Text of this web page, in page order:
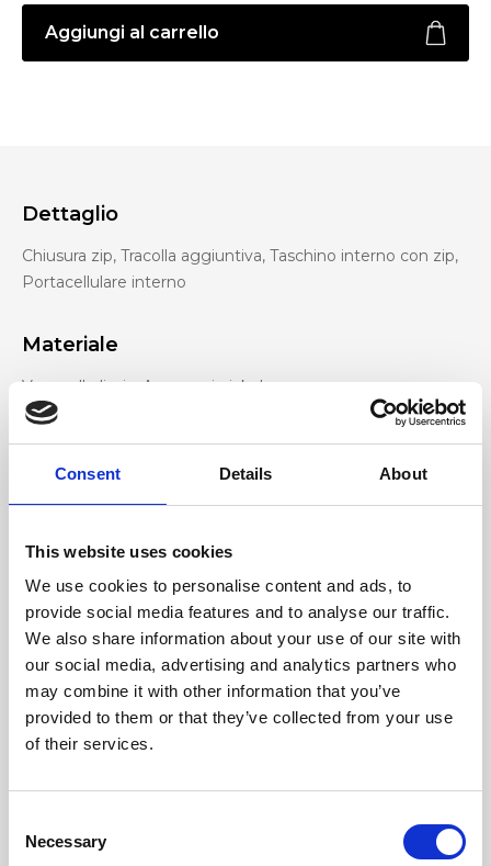
Consent Details About
This website uses cookies
We use cookies to personalise content and ads, to
provide social media features and to analyse our traffic.
We also share information about your use of our site with
our social media, advertising and analytics partners who
may combine it with other information that you’ve
provided to them or that they’ve collected from your use
of their services.
Selection
Necessary
Aggiungi al carrello
Dettaglio
Chiusura zip, Tracolla aggiuntiva, Taschino interno con zip,
Portacellulare interno
Materiale
Vera pelle liscia, Accessori nickel
Dimensione